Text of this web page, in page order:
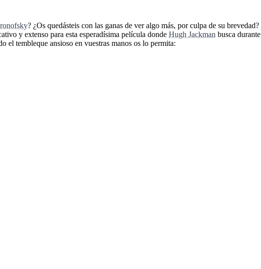
? ¿Os quedásteis con las ganas de ver algo más, por culpa de su
y extenso para esta esperadísima película donde Hugh Jackman busca
el tembleque ansioso en vuestras manos os lo permita: